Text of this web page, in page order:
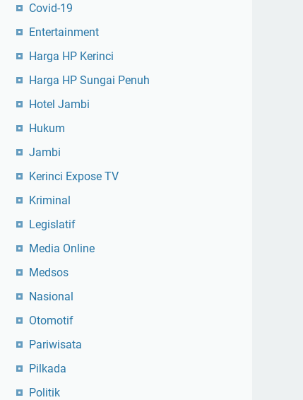
Covid-19
Entertainment
Harga HP Kerinci
Harga HP Sungai Penuh
Hotel Jambi
Hukum
Jambi
Kerinci Expose TV
Kriminal
Legislatif
Media Online
Medsos
Nasional
Otomotif
Pariwisata
Pilkada
Politik